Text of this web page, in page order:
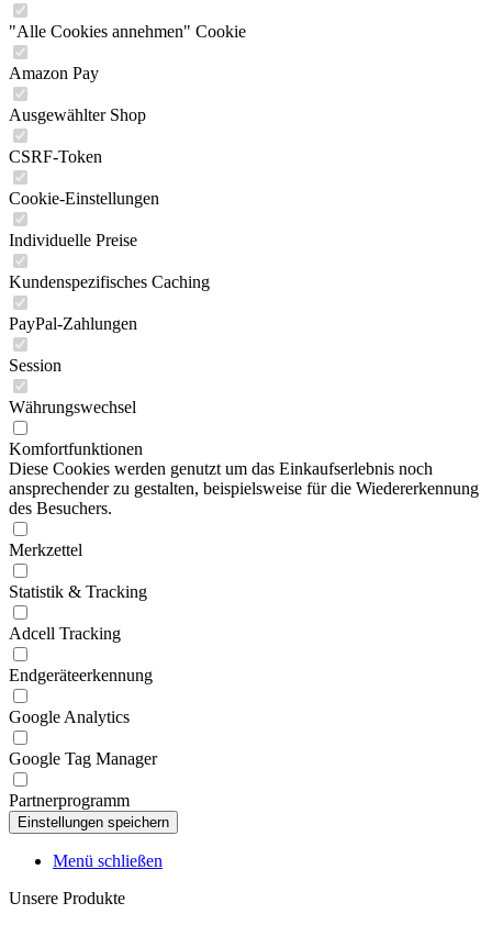
"Alle Cookies annehmen" Cookie
Amazon Pay
Ausgewählter Shop
CSRF-Token
Cookie-Einstellungen
Individuelle Preise
Kundenspezifisches Caching
PayPal-Zahlungen
Session
Währungswechsel
Komfortfunktionen
Diese Cookies werden genutzt um das Einkaufserlebnis noch
ansprechender zu gestalten, beispielsweise für die Wiedererkennung
des Besuchers.
Merkzettel
Statistik & Tracking
Adcell Tracking
Endgeräteerkennung
Google Analytics
Google Tag Manager
Partnerprogramm
Menü schließen
Unsere Produkte